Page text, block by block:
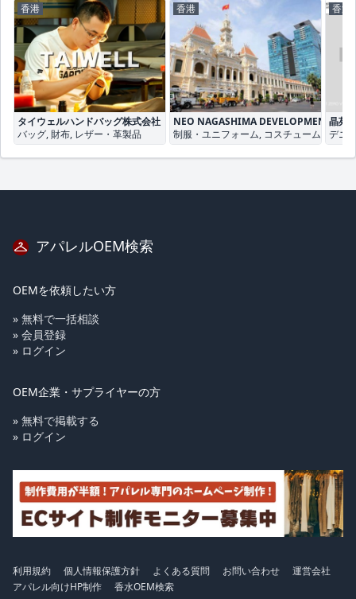
香港
タイウェルハンドバッグ株式会社
バッグ, 財布, レザー・革製品
香港
NEO NAGASHIMA DEVELOPMENT
制服・ユニフォーム, コスチューム
香港
晶苑
デニ
アパレルOEM検索
OEMを依頼したい方
» 無料で一括相談
» 会員登録
» ログイン
OEM企業・サプライヤーの方
» 無料で掲載する
» ログイン
利用規約 個人情報保護方針 よくある質問 お問い合わせ
運営会社
アパレル向けHP制作
香水OEM検索